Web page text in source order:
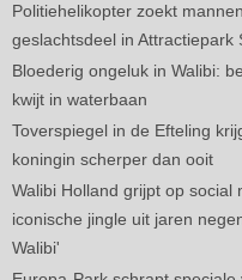
Politiehelikopter zoekt
geslachtsdeel in Attractiepark
Bloederig ongeluk in Walibi:
kwijt in waterbaan
Toverspiegel in de Efteling
koningin scherper dan ooit
Walibi Holland grijpt op social
iconische jingle uit jaren
Walibi'